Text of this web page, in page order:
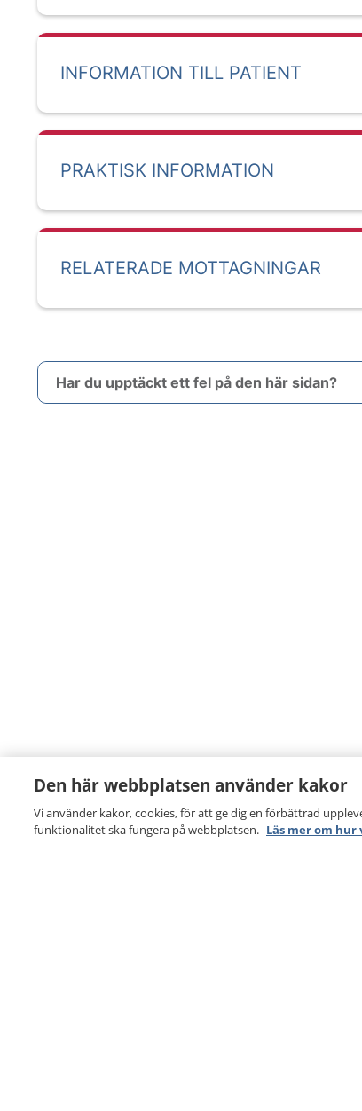
INFORMATION TILL PATIENT
PRAKTISK INFORMATION
RELATERADE MOTTAGNINGAR
Har du upptäckt ett fel på den här sidan?
Den här webbplatsen använder kakor
Vi använder kakor, cookies, för att ge dig en förbättrad
funktionalitet ska fungera på webbplatsen. Läs mer om